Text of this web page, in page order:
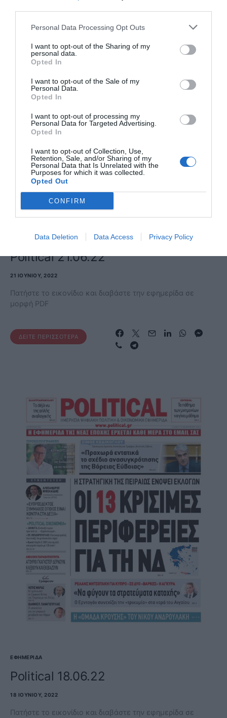
Personal Data Processing Opt Outs
I want to opt-out of the Sharing of my
personal data.
Opted In
I want to opt-out of the Sale of my
Personal Data.
Opted In
I want to opt-out of processing my
Personal Data for Targeted Advertising.
Opted In
I want to opt-out of Collection, Use,
Retention, Sale, and/or Sharing of my
Personal Data that Is Unrelated with the
Purposes for which it was collected.
Opted Out
CONFIRM
Data Deletion Data Access Privacy Policy
ΕΦΗΜΕΡΊΔΑ
Political 21.06.22
21 ΙΟΥΝΊΟΥ, 2022
Πατήστε το εικονίδιο και διαβάστε την εφημερίδα σε
μορφή PDF
ΔΕΊΤΕ ΠΕΡΙΣΣΌΤΕΡΑ
ΕΦΗΜΕΡΊΔΑ
Political 18.06.22
18 ΙΟΥΝΊΟΥ, 2022
Πατήστε το εικονίδιο και διαβάστε την εφημερίδα σε